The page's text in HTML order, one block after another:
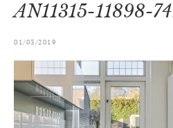
AN11315-11898-
01/03/2019